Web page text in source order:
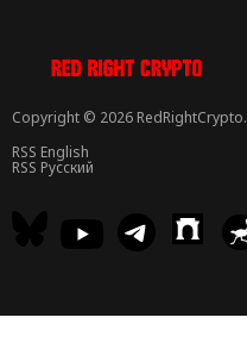
Copyright © 2026 RedRightCrypto.
RSS English
RSS Русский